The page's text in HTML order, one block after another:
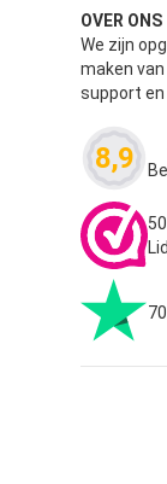
OVER ONS
We zijn
maken
support en
8,9